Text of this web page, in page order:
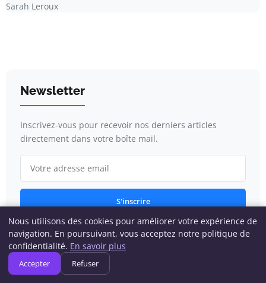
Sarah Leroux
Newsletter
Inscrivez-vous pour recevoir nos derniers articles
directement dans votre boîte mail.
S'inscrire
Catégories
Nous utilisons des cookies pour améliorer votre expérience de
navigation. En poursuivant, vous acceptez notre politique de
confidentialité. En savoir plus
Accepter Refuser